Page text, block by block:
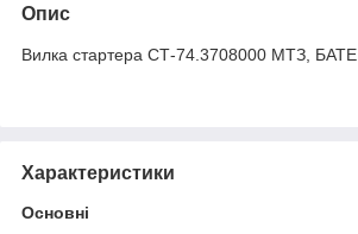
Опис
Вилка стартера СТ-74.3708000 МТЗ, БАТЕ
Характеристики
Основні